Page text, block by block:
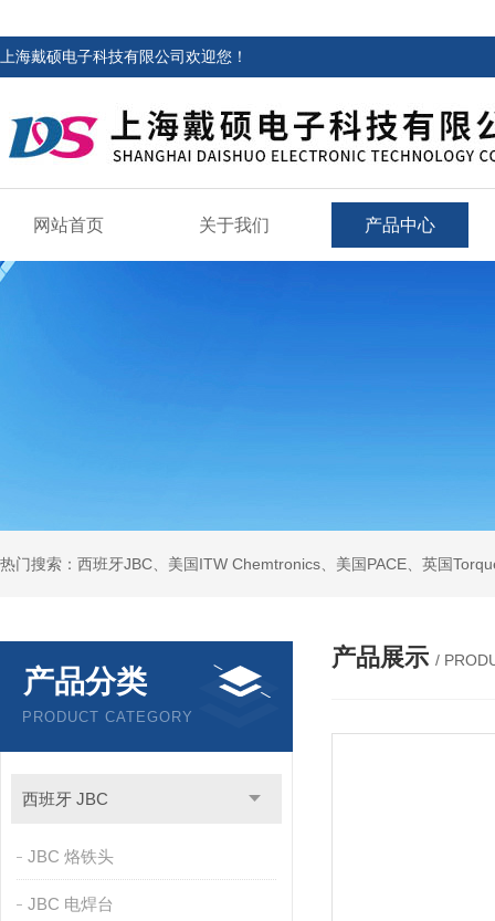
上海戴硕电子科技有限公司欢迎您！
网站首页 关于我们 产品中心
产品分类
PRODUCT CATEGORY
西班牙 JBC
JBC 烙铁头
JBC 电焊台
产品展示 /